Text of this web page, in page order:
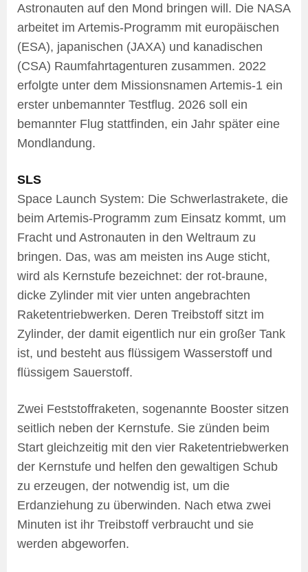
Astronauten auf den Mond bringen will. Die NASA
arbeitet im Artemis-Programm mit europäischen
(ESA), japanischen (JAXA) und kanadischen
(CSA) Raumfahrtagenturen zusammen. 2022
erfolgte unter dem Missionsnamen Artemis-1 ein
erster unbemannter Testflug. 2026 soll ein
bemannter Flug stattfinden, ein Jahr später eine
Mondlandung.
SLS
Space Launch System: Die Schwerlastrakete, die
beim Artemis-Programm zum Einsatz kommt, um
Fracht und Astronauten in den Weltraum zu
bringen. Das, was am meisten ins Auge sticht,
wird als Kernstufe bezeichnet: der rot-braune,
dicke Zylinder mit vier unten angebrachten
Raketentriebwerken. Deren Treibstoff sitzt im
Zylinder, der damit eigentlich nur ein großer Tank
ist, und besteht aus flüssigem Wasserstoff und
flüssigem Sauerstoff.
Zwei Feststoffraketen, sogenannte Booster sitzen
seitlich neben der Kernstufe. Sie zünden beim
Start gleichzeitig mit den vier Raketentriebwerken
der Kernstufe und helfen den gewaltigen Schub
zu erzeugen, der notwendig ist, um die
Erdanziehung zu überwinden. Nach etwa zwei
Minuten ist ihr Treibstoff verbraucht und sie
werden abgeworfen.